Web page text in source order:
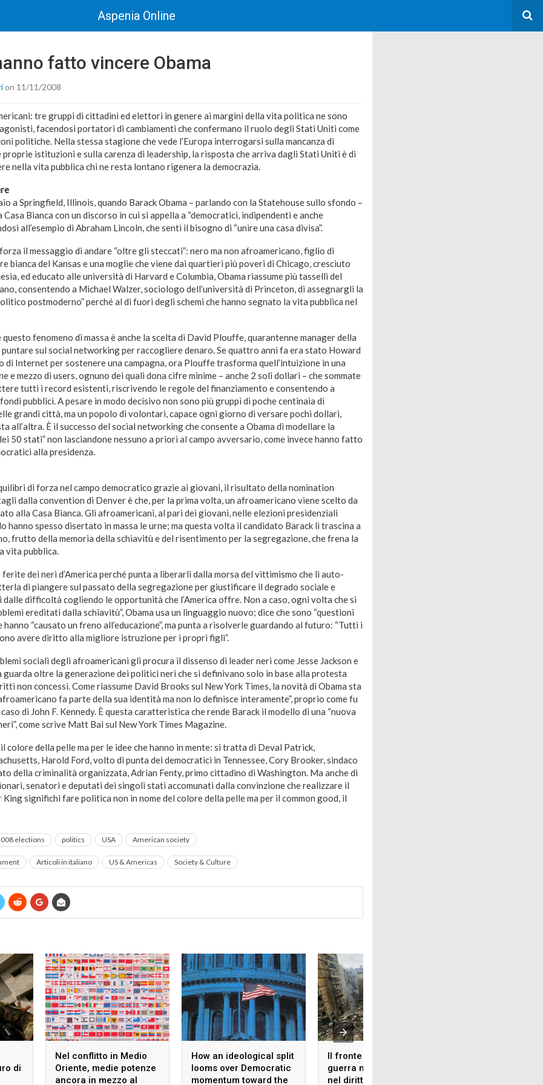
Aspenia Online
fatto vincere Obama
on 11/11/2008
tre gruppi di cittadini ed elettori in genere ai margini della vita politica ne sono
facendosi portatori di cambiamenti che confermano il ruolo degli Stati Uniti come
politiche. Nella stessa stagione che vede l’Europa interrogarsi sulla mancanza di
istituzioni e sulla carenza di leadership, la risposta che arriva dagli Stati Uniti è di
nella vita pubblica chi ne resta lontano rigenera la democrazia.
a Springfield, Illinois, quando Barack Obama – parlando con la Statehouse sullo sfondo –
Casa Bianca con un discorso in cui si appella a “democratici, indipendenti e anche
all’esempio di Abraham Lincoln, che sentì il bisogno di “unire una casa divisa”.
il messaggio di andare “oltre gli steccati”: nero ma non afroamericano, figlio di
bianca del Kansas e una moglie che viene dai quartieri più poveri di Chicago, cresciuto
ed educato alle università di Harvard e Columbia, Obama riassume più tasselli del
consentendo a Michael Walzer, sociologo dell’università di Princeton, di assegnargli la
postmoderno” perché al di fuori degli schemi che hanno segnato la vita pubblica nel
fenomeno di massa è anche la scelta di David Plouffe, quarantenne manager della
puntare sul social networking per raccogliere denaro. Se quattro anni fa era stato Howard
di Internet per sostenere una campagna, ora Plouffe trasforma quell’intuizione in una
e mezzo di users, ognuno dei quali dona cifre minime – anche 2 soli dollari – che sommate
tutti i record esistenti, riscrivendo le regole del finanziamento e consentendo a
pubblici. A pesare in modo decisivo non sono più gruppi di poche centinaia di
grandi città, ma un popolo di volontari, capace ogni giorno di versare pochi dollari,
all’altra. È il successo del social networking che consente a Obama di modellare la
50 stati” non lasciandone nessuno a priori al campo avversario, come invece hanno fatto
alla presidenza.
di forza nel campo democratico grazie ai giovani, il risultato della nomination
dalla convention di Denver è che, per la prima volta, un afroamericano viene scelto da
alla Casa Bianca. Gli afroamericani, al pari dei giovani, nelle elezioni presidenziali
hanno spesso disertato in massa le urne; ma questa volta il candidato Barack li trascina a
frutto della memoria della schiavitù e del risentimento per la segregazione, che frena la
vita pubblica.
ferite dei neri d’America perché punta a liberarli dalla morsa del vittimismo che li auto-
di piangere sul passato della segregazione per giustificare il degrado sociale e
dalle difficoltà cogliendo le opportunità che l’America offre. Non a caso, ogni volta che si
ereditati dalla schiavitù”, Obama usa un linguaggio nuovo; dice che sono “questioni
hanno “causato un freno all’educazione”, ma punta a risolverle guardando al futuro: “Tutti i
avere diritto alla migliore istruzione per i propri figli”.
sociali degli afroamericani gli procura il dissenso di leader neri come Jesse Jackson e
guarda oltre la generazione dei politici neri che si definivano solo in base alla protesta
non concessi. Come riassume David Brooks sul New York Times, la novità di Obama sta
fa parte della sua identità ma non lo definisce interamente”, proprio come fu
di John F. Kennedy. È questa caratteristica che rende Barack il modello di una “nuova
come scrive Matt Bai sul New York Times Magazine.
colore della pelle ma per le idee che hanno in mente: si tratta di Deval Patrick,
Harold Ford, volto di punta dei democratici in Tennessee, Cory Brooker, sindaco
della criminalità organizzata, Adrian Fenty, primo cittadino di Washington. Ma anche di
senatori e deputati dei singoli stati accomunati dalla convinzione che realizzare il
significhi fare politica non in nome del colore della pelle ma per il common good, il
elections politics USA American society
Articoli in italiano US & Americas Society & Culture
di
Nel conflitto in Medio
Oriente, medie potenze
ancora in mezzo al
How an ideological split
looms over Democratic
momentum toward the
Il fronte libanese nella
guerra mediorientale e
nel diritto